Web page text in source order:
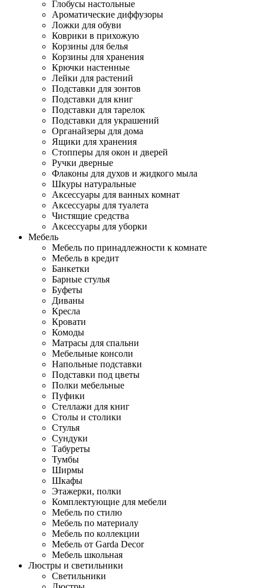
Глобусы настольные
Ароматические диффузоры
Ложки для обуви
Коврики в прихожую
Корзины для белья
Корзины для хранения
Крючки настенные
Лейки для растений
Подставки для зонтов
Подставки для книг
Подставки для тарелок
Подставки для украшений
Органайзеры для дома
Ящики для хранения
Стопперы для окон и дверей
Ручки дверные
Флаконы для духов и жидкого мыла
Шкуры натуральные
Аксессуары для ванных комнат
Аксессуары для туалета
Чистящие средства
Аксессуары для уборки
Мебель
Мебель по принадлежности к комнате
Мебель в кредит
Банкетки
Барные стулья
Буфеты
Диваны
Кресла
Кровати
Комоды
Матрасы для спальни
Мебельные консоли
Напольные подставки
Подставки под цветы
Полки мебельные
Пуфики
Стеллажи для книг
Столы и столики
Стулья
Сундуки
Табуреты
Тумбы
Ширмы
Шкафы
Этажерки, полки
Комплектующие для мебели
Мебель по стилю
Мебель по материалу
Мебель по коллекции
Мебель от Garda Decor
Мебель школьная
Люстры и светильники
Светильники